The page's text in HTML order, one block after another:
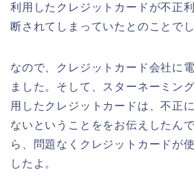
利用したクレジットカードが不正
断されてしまっていたとのことでし
なので、クレジットカード会社に
ました。そして、スターネーミン
用したクレジットカードは、不正
ないということををお伝えしたん
ら、問題なくクレジットカードが
したよ。